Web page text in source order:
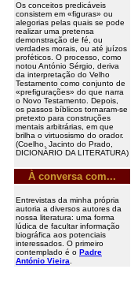
Os conceitos predicáveis
consistem em «figuras» ou
alegorias pelas quais se pode
realizar uma pretensa
demonstração de fé, ou
verdades morais, ou até juízos
proféticos. O processo, como
notou António Sérgio, deriva
da interpretação do Velho
Testamento como conjunto de
«prefigurações» do que narra
o Novo Testamento. Depois,
os passos bíblicos tornaram-se
pretexto para construções
mentais arbitrárias, em que
brilha o virtuosismo do orador.
(Coelho, Jacinto do Prado,
DICIONÁRIO DA LITERATURA)
À conversa com...
Entrevistas da minha própria
autoria a diversos autores da
nossa literatura: uma forma
lúdica de facultar informação
biográfica aos potenciais
interessados. O primeiro
contemplado é o Padre
António Vieira